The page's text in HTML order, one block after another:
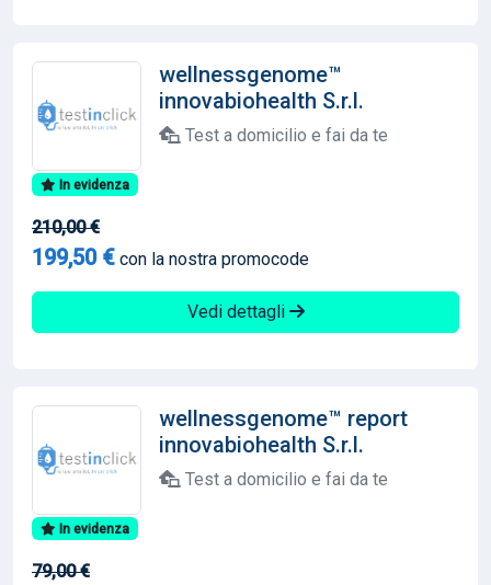
wellnessgenome™
innovabiohealth S.r.l.
Test a domicilio e fai da te
In evidenza
210,00 €
199,50 € con la nostra promocode
Vedi dettagli
wellnessgenome™ report
innovabiohealth S.r.l.
Test a domicilio e fai da te
In evidenza
79,00 €